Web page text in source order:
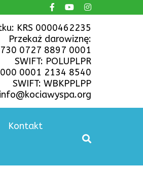
KRS 0000462235
Przekaż darowiznę:
0727 8897 0001
SWIFT: POLUPLPR
0001 2134 8540
SWIFT: WBKPPLPP
info@kociawyspa.org
Kontakt